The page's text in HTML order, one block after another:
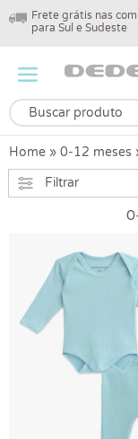
Frete grátis nas
para Sul e Sudeste
Home » 0-12 meses
Filtrar